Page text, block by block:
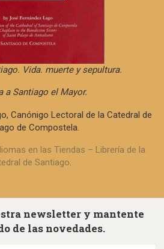
Vida. muerte y sepultura.
a Santiago el Mayor.
Canónigo Lectoral de la Catedral de
de Compostela.
en las Tiendas – Librería de la
de Santiago.
newsletter y mantente
de las novedades.